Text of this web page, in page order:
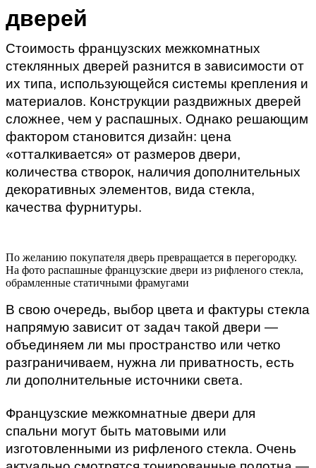
дверей
Стоимость французских межкомнатных
стеклянных дверей разнится в зависимости от
их типа, использующейся системы крепления и
материалов. Конструкции раздвижных дверей
сложнее, чем у распашных. Однако решающим
фактором становится дизайн: цена
«отталкивается» от размеров двери,
количества створок, наличия дополнительных
декоративных элементов, вида стекла,
качества фурнитуры.
По желанию покупателя дверь превращается в перегородку.
На фото распашные французские двери из рифленого стекла,
обрамленные статичными фрамугами
В свою очередь, выбор цвета и фактуры стекла
напрямую зависит от задач такой двери —
объединяем ли мы пространство или четко
разграничиваем, нужна ли приватность, есть
ли дополнительные источники света.
Французские межкомнатные двери для
спальни могут быть матовыми или
изготовленными из рифленого стекла. Очень